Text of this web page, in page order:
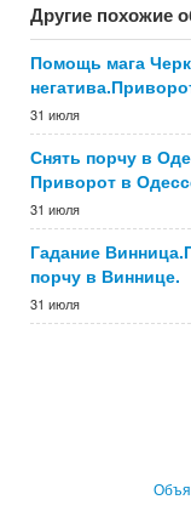
Другие похожие
Помощь мага
31 июля
Снять порчу в
Приворот в
31 июля
Гадание
порчу в Виннице.
31 июля